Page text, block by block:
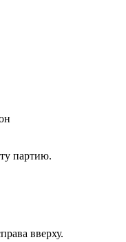
партию.
вверху.